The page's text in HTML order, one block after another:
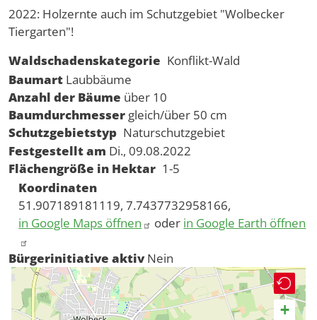
2022: Holzernte auch im Schutzgebiet "Wolbecker
Tiergarten"!
Waldschadenskategorie Konflikt-Wald
Baumart Laubbäume
Anzahl der Bäume über 10
Baumdurchmesser gleich/über 50 cm
Schutzgebietstyp Naturschutzgebiet
Festgestellt am Di., 09.08.2022
Flächengröße in Hektar 1-5
Koordinaten
51.907189181119, 7.7437732958166,
in Google Maps öffnen
oder in Google Earth öffnen
Bürgerinitiative aktiv Nein
+